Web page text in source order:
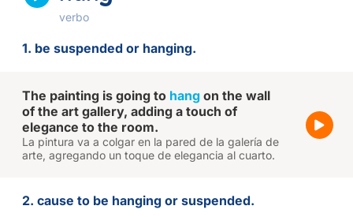
verbo
1. be suspended or hanging.
The painting is going to hang on the wall
of the art gallery, adding a touch of
elegance to the room.
La pintura va a colgar en la pared de la galería de
arte, agregando un toque de elegancia al cuarto.
2. cause to be hanging or suspended.